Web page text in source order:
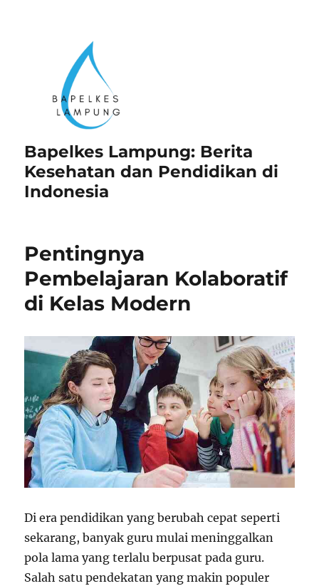
Bapelkes Lampung: Berita
Kesehatan dan Pendidikan di
Indonesia
Pentingnya
Pembelajaran Kolaboratif
di Kelas Modern
Di era pendidikan yang berubah cepat seperti
sekarang, banyak guru mulai meninggalkan
pola lama yang terlalu berpusat pada guru.
Salah satu pendekatan yang makin populer